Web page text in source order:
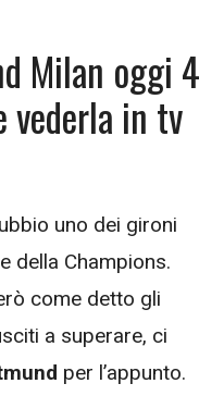
Milan oggi 4
vederla in tv
uno dei gironi
della Champions.
come detto gli
a superare, ci
per l’appunto.